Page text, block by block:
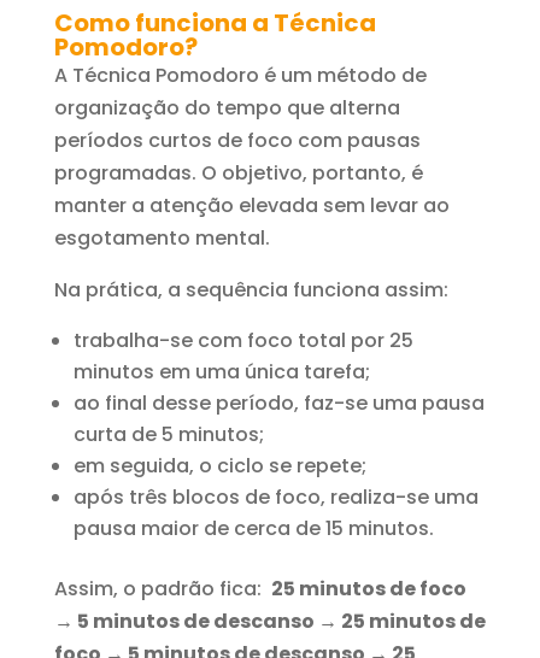
Como funciona a Técnica
Pomodoro?
A Técnica Pomodoro é um método de
organização do tempo que alterna
períodos curtos de foco com pausas
programadas. O objetivo, portanto, é
manter a atenção elevada sem levar ao
esgotamento mental.
Na prática, a sequência funciona assim:
trabalha-se com foco total por 25
minutos em uma única tarefa;
ao final desse período, faz-se uma pausa
curta de 5 minutos;
em seguida, o ciclo se repete;
após três blocos de foco, realiza-se uma
pausa maior de cerca de 15 minutos.
Assim, o padrão fica: 25 minutos de foco
→ 5 minutos de descanso → 25 minutos de